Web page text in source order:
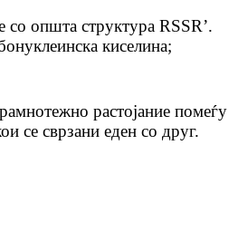
општа структура RSSR’.
киселина;
растојание помеѓу
се сврзани еден со друг.